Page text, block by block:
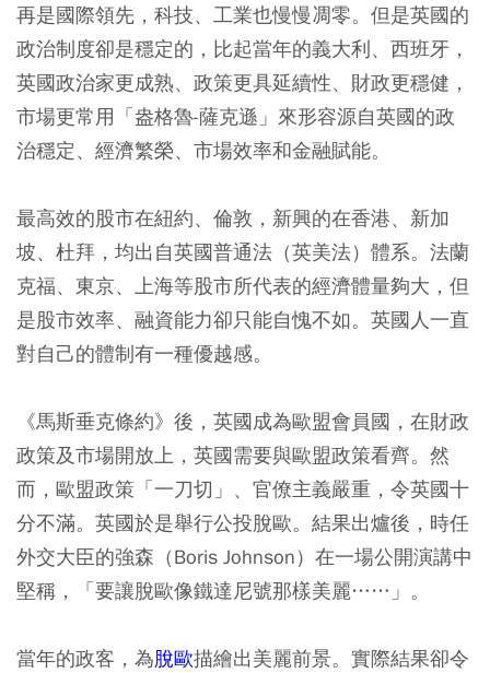
再是國際領先，科技、工業也慢慢凋零。但是英國的
政治制度卻是穩定的，比起當年的義大利、西班牙，
英國政治家更成熟、政策更具延續性、財政更穩健，
市場更常用「盎格魯-薩克遜」來形容源自英國的政
治穩定、經濟繁榮、市場效率和金融賦能。
最高效的股市在紐約、倫敦，新興的在香港、新加
坡、杜拜，均出自英國普通法（英美法）體系。法蘭
克福、東京、上海等股市所代表的經濟體量夠大，但
是股市效率、融資能力卻只能自愧不如。英國人一直
對自己的體制有一種優越感。
《馬斯垂克條約》後，英國成為歐盟會員國，在財政
政策及市場開放上，英國需要與歐盟政策看齊。然
而，歐盟政策「一刀切」、官僚主義嚴重，令英國十
分不滿。英國於是舉行公投脫歐。結果出爐後，時任
外交大臣的強森（Boris Johnson）在一場公開演講中
堅稱，「要讓脫歐像鐵達尼號那樣美麗……」。
當年的政客，為脫歐描繪出美麗前景。實際結果卻令